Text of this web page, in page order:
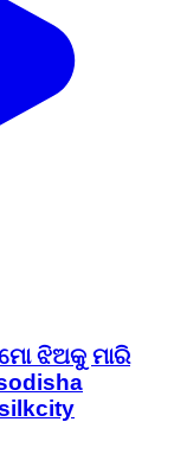
ଝିଅକୁ ମାରି